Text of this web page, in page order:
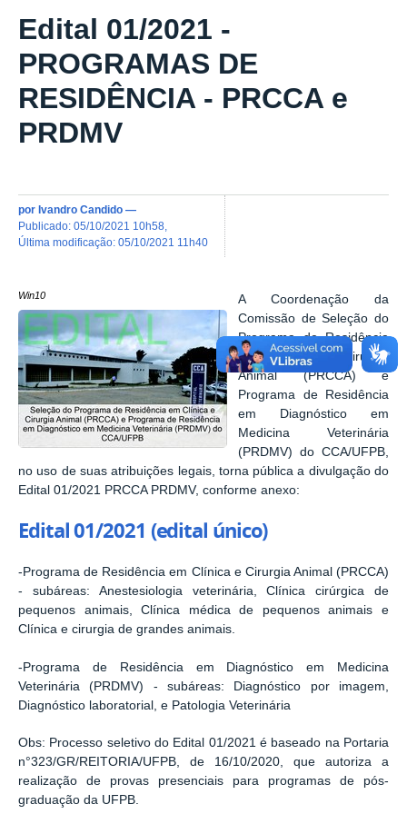
Edital 01/2021 -
PROGRAMAS DE
RESIDÊNCIA - PRCCA e
PRDMV
por Ivandro Candido —
publicado: 05/10/2021 10h58
última modificação: 05/10/2021 11h40
Win10
A Coordenação da
Comissão de Seleção do
Programa de Residência
em Clínica e Cirurgia
Animal (PRCCA) e
Programa de Residência
em Diagnóstico em
Medicina Veterinária
(PRDMV) do CCA/UFPB,
no uso de suas atribuições legais, torna pública a divulgação do
Edital 01/2021 PRCCA PRDMV, conforme anexo:
Edital 01/2021 (edital único)
-Programa de Residência em Clínica e Cirurgia Animal (PRCCA)
- subáreas: Anestesiologia veterinária, Clínica cirúrgica de
pequenos animais, Clínica médica de pequenos animais e
Clínica e cirurgia de grandes animais.
-Programa de Residência em Diagnóstico em Medicina
Veterinária (PRDMV) - subáreas: Diagnóstico por imagem,
Diagnóstico laboratorial, e Patologia Veterinária
Obs: Processo seletivo do Edital 01/2021 é baseado na Portaria
n°323/GR/REITORIA/UFPB, de 16/10/2020, que autoriza a
realização de provas presenciais para programas de pós-
graduação da UFPB.